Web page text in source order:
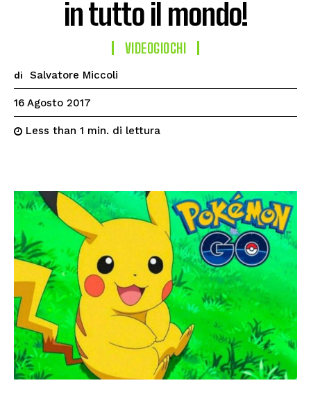
in tutto il mondo!
VIDEOGIOCHI
di Salvatore Miccoli
16 Agosto 2017
Less than 1 min. di lettura